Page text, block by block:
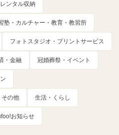
ンタル収納
塾・カルチャー・教育・教習所
フォトスタジオ・プリントサービス
・金融 冠婚葬祭・イベント
その他 生活・くらし
お知らせ